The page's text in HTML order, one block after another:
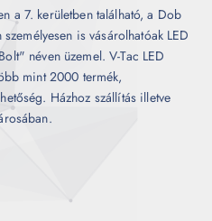
a 7. kerületben található, a Dob
is vásárolhatóak LED
néven üzemel. V-Tac LED
mint 2000 termék,
Házhoz szállítás illetve